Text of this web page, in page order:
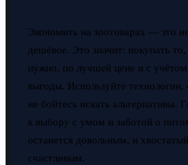
Экономить на зоотоварах — это
дешёвое. Это значит: покупать
нужно, по лучшей цене и с
выгоды. Используйте технологии,
не бойтесь искать альтернативы.
к выбору с умом и заботой о
останется довольным, и
счастливым.